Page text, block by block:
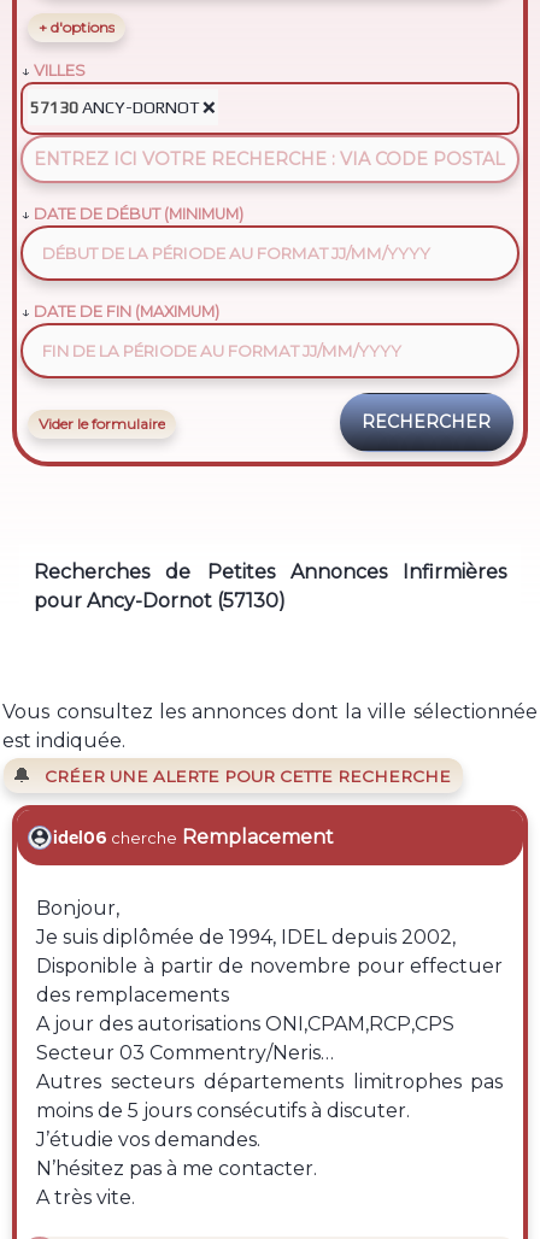
+ d'options
VILLES
57130 ANCY-DORNOT❌
DATE DE DÉBUT (MINIMUM)
DATE DE FIN (MAXIMUM)
Vider le formulaire
Recherches de Petites Annonces Infirmières
pour Ancy-Dornot (57130)
Vous consultez les annonces dont la ville sélectionnée
est indiquée.
🔔 CRÉER UNE ALERTE POUR CETTE RECHERCHE
idel06 cherche Remplacement
Bonjour,
Je suis diplômée de 1994, IDEL depuis 2002,
Disponible à partir de novembre pour effectuer
des remplacements
A jour des autorisations ONI,CPAM,RCP,CPS
Secteur 03 Commentry/Neris…
Autres secteurs départements limitrophes pas
moins de 5 jours consécutifs à discuter.
J’étudie vos demandes.
N’hésitez pas à me contacter.
A très vite.